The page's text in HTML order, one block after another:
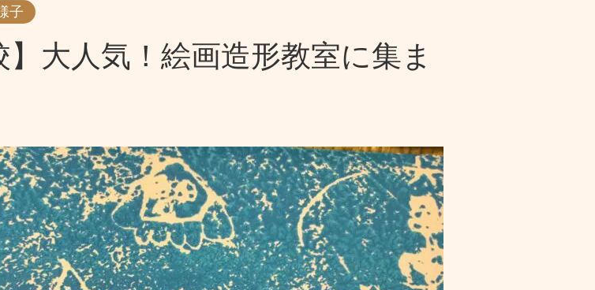
子
】大人気！絵画造形教室に集ま